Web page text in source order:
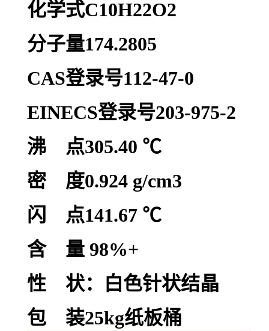
化学式C10H22O2
分子量174.2805
CAS登录号112-47-0
EINECS登录号203-975-2
沸 点305.40 ℃
密 度0.924 g/cm3
闪 点141.67 ℃
含 量 98%+
性 状：白色针状结晶
包 装25kg纸板桶